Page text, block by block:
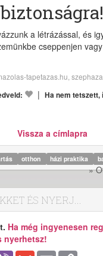
a létrázással, és
cseppenjen
tapetazas.hu,
| Ha nem tetszett,
Vissza a címlapra
otthon házi praktika
»
ÉS NYERJ...
Ha még ingyenesen
nyerhetsz!